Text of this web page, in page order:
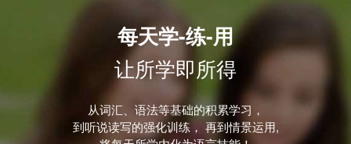
每天学-练-用
让所学即所得
从词汇、语法等基础的积累学习，
到听说读写的强化训练， 再到情景运用,